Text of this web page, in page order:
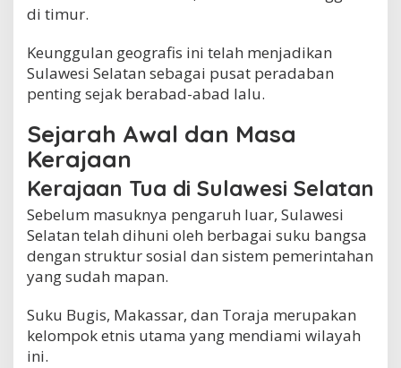
t
a
n
a
s
n
K
e
r
a
a
a
di timur.
Keunggulan geografis ini telah menjadikan
Sulawesi Selatan sebagai pusat peradaban
penting sejak berabad-abad lalu.
Sejarah Awal dan Masa
Kerajaan
Kerajaan Tua di Sulawesi Selatan
Sebelum masuknya pengaruh luar, Sulawesi
Selatan telah dihuni oleh berbagai suku bangsa
dengan struktur sosial dan sistem pemerintahan
yang sudah mapan.
Suku Bugis, Makassar, dan Toraja merupakan
kelompok etnis utama yang mendiami wilayah
ini.